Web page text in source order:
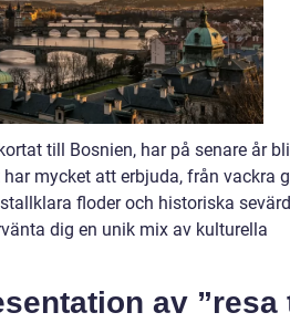
till Bosnien, har på senare år
mycket att erbjuda, från vackra
floder och historiska
dig en unik mix av kulturella
av ”resa